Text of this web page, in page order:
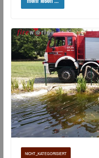
NICHT_KATEGORISIERT